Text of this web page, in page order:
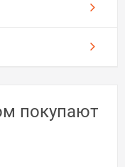
покупают